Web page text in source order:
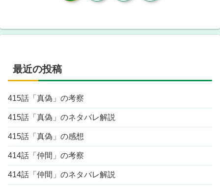
最近の投稿
415話「真偽」の考察
415話「真偽」のネタバレ解説
415話「真偽」の感想
414話「仲間」の考察
414話「仲間」のネタバレ解説